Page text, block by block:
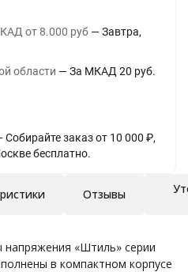
от 8.000 руб
Завтра
области
За МКАД 20 руб.
Собирайте заказ от 10 000 ₽,
бесплатно.
Отзывы
«Штиль» серии
в компактном корпусе